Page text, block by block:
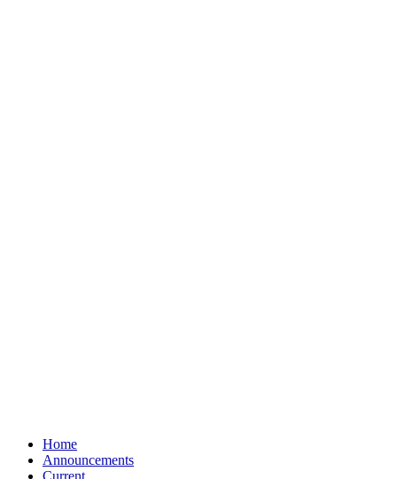
Home
Announcements
Current